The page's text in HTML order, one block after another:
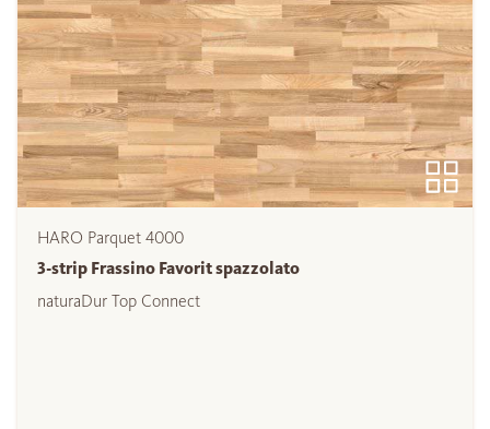
HARO Parquet 4000
3-strip Frassino Favorit spazzolato
naturaDur Top Connect